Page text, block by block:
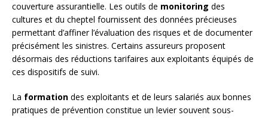
couverture assurantielle. Les outils de monitoring des
cultures et du cheptel fournissent des données précieuses
permettant d’affiner l’évaluation des risques et de documenter
précisément les sinistres. Certains assureurs proposent
désormais des réductions tarifaires aux exploitants équipés de
ces dispositifs de suivi.
La formation des exploitants et de leurs salariés aux bonnes
pratiques de prévention constitue un levier souvent sous-